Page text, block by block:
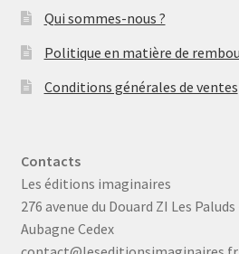
Qui sommes-nous ?
Politique en matière de
Conditions générales de ventes
Contacts
Les éditions imaginaires
276 avenue du Douard ZI Les
Aubagne Cedex